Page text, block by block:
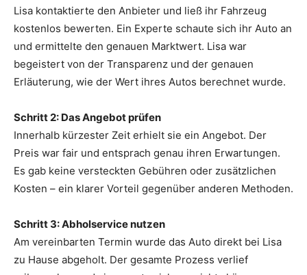
Lisa kontaktierte den Anbieter und ließ ihr Fahrzeug
kostenlos bewerten. Ein Experte schaute sich ihr Auto an
und ermittelte den genauen Marktwert. Lisa war
begeistert von der Transparenz und der genauen
Erläuterung, wie der Wert ihres Autos berechnet wurde.
Schritt 2: Das Angebot prüfen
Innerhalb kürzester Zeit erhielt sie ein Angebot. Der
Preis war fair und entsprach genau ihren Erwartungen.
Es gab keine versteckten Gebühren oder zusätzlichen
Kosten – ein klarer Vorteil gegenüber anderen Methoden.
Schritt 3: Abholservice nutzen
Am vereinbarten Termin wurde das Auto direkt bei Lisa
zu Hause abgeholt. Der gesamte Prozess verlief